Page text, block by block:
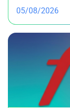
05/08/2026